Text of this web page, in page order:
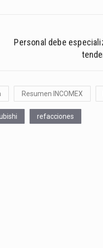
Personal debe
Resumen INCOMEX
refacciones